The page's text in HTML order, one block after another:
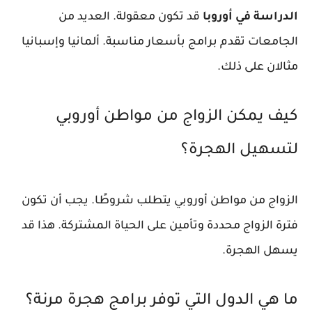
الدراسة في أوروباقد تكون معقولة. العديد من
الجامعات تقدم برامج بأسعار مناسبة. ألمانيا وإسبانيا
مثالان على ذلك.
كيف يمكن الزواج من مواطن أوروبي
لتسهيل الهجرة؟
الزواج من مواطن أوروبي يتطلب شروطًا. يجب أن تكون
فترة الزواج محددة وتأمين على الحياة المشتركة. هذا قد
يسهل الهجرة.
ما هي الدول التي توفر برامج هجرة مرنة؟